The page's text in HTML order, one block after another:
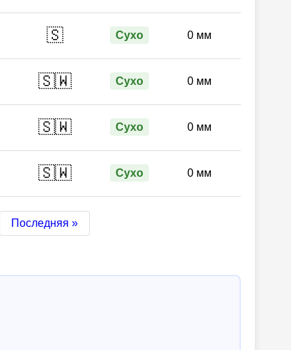
🇸 Сухо 0 мм
🇸🇼 Сухо 0 мм
🇸🇼 Сухо 0 мм
🇸🇼 Сухо 0 мм
Последняя »